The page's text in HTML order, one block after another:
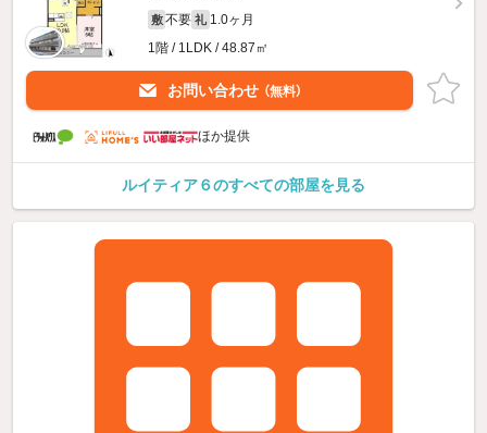
敷 不要 礼 1.0ヶ月
1階 / 1LDK / 48.87㎡
お問い合わせ （無料）
ほか提供
ルイティア６のすべての部屋を見る